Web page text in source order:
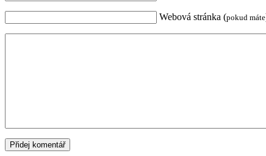
Webová stránka (pokud máte